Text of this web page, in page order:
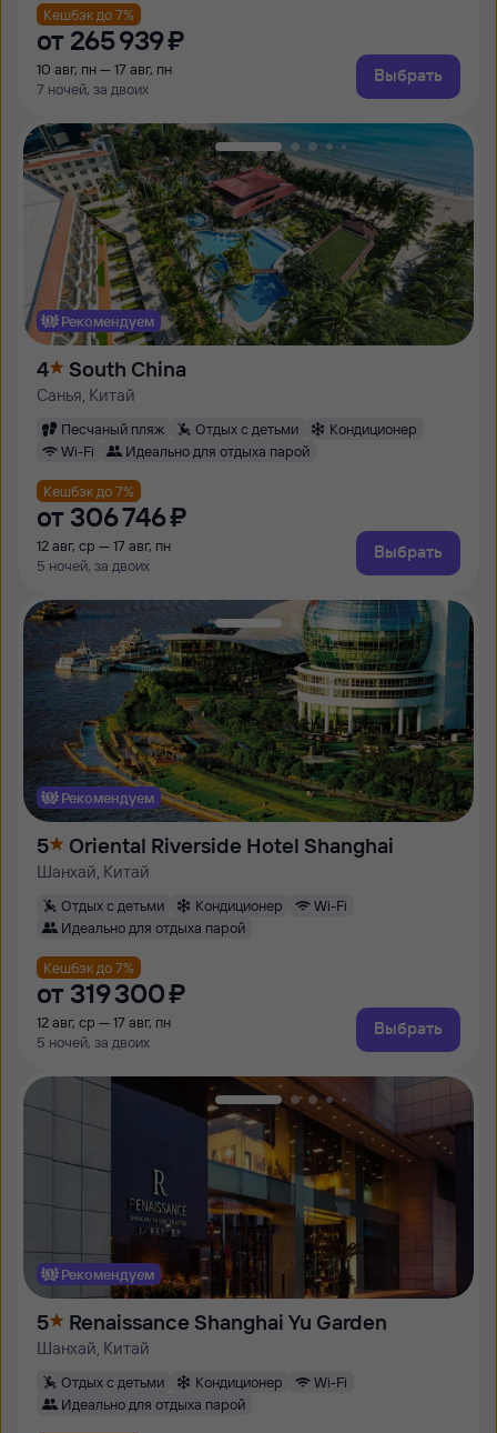
Кешбэк до 7%
от 265 ⁠939 ⁠₽
10 авг, пн — 17 авг, пн
7 ночей, за двоих
Выбрать
Рекомендуем
4 South China
Санья, Китай
Песчаный пляж Отдых с детьми
Кондиционер
Wi-Fi
Идеально для отдыха парой
Кешбэк до 7%
от 306 ⁠746 ⁠₽
12 авг, ср — 17 авг, пн
5 ночей, за двоих
Выбрать
Рекомендуем
5 Oriental Riverside Hotel Shanghai
Шанхай, Китай
Отдых с детьми Кондиционер
Wi-Fi
Идеально для отдыха парой
Кешбэк до 7%
от 319 ⁠300 ⁠₽
12 авг, ср — 17 авг, пн
5 ночей, за двоих
Выбрать
Рекомендуем
5 Renaissance Shanghai Yu Garden
Шанхай, Китай
Отдых с детьми Кондиционер
Wi-Fi
Идеально для отдыха парой